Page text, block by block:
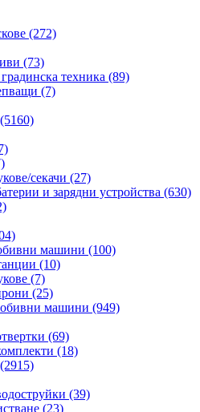
(272)
(73)
техника (89)
(7)
(5160)
секачи (27)
и зарядни устройства (630)
машини (100)
(10)
(7)
(25)
машини (949)
(69)
(18)
(2915)
(39)
(23)